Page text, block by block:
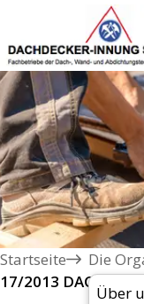
Startseite
Die
Über